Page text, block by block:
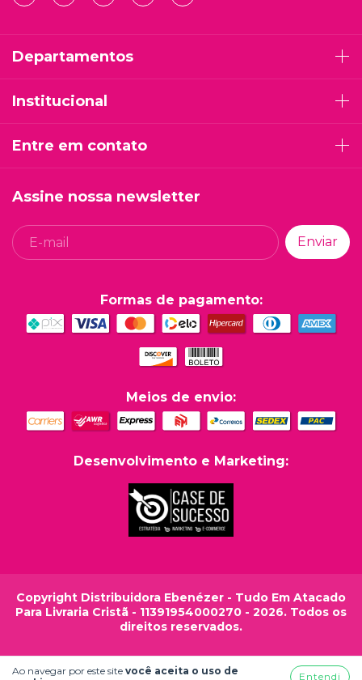
Ao navegar por este site você aceita o uso de
Entendi
Departamentos
Institucional
Entre em contato
Assine nossa newsletter
Formas de pagamento:
Meios de envio:
Desenvolvimento e Marketing:
Copyright Distribuidora Ebenézer - Tudo Em Atacado
Para Livraria Cristã - 11391954000270 - 2026. Todos os
direitos reservados.